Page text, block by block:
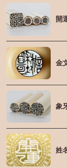
開
金
象
姓